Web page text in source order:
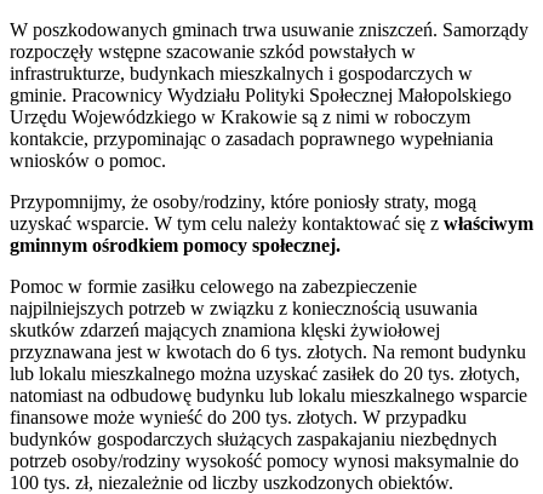
W poszkodowanych gminach trwa usuwanie zniszczeń. Samorządy
rozpoczęły wstępne szacowanie szkód powstałych w
infrastrukturze, budynkach mieszkalnych i gospodarczych w
gminie. Pracownicy Wydziału Polityki Społecznej Małopolskiego
Urzędu Wojewódzkiego w Krakowie są z nimi w roboczym
kontakcie, przypominając o zasadach poprawnego wypełniania
wniosków o pomoc.
Przypomnijmy, że osoby/rodziny, które poniosły straty, mogą
uzyskać wsparcie. W tym celu należy kontaktować się z właściwym
gminnym ośrodkiem pomocy społecznej.
Pomoc w formie zasiłku celowego na zabezpieczenie
najpilniejszych potrzeb w związku z koniecznością usuwania
skutków zdarzeń mających znamiona klęski żywiołowej
przyznawana jest w kwotach do 6 tys. złotych. Na remont budynku
lub lokalu mieszkalnego można uzyskać zasiłek do 20 tys. złotych,
natomiast na odbudowę budynku lub lokalu mieszkalnego wsparcie
finansowe może wynieść do 200 tys. złotych. W przypadku
budynków gospodarczych służących zaspakajaniu niezbędnych
potrzeb osoby/rodziny wysokość pomocy wynosi maksymalnie do
100 tys. zł, niezależnie od liczby uszkodzonych obiektów.